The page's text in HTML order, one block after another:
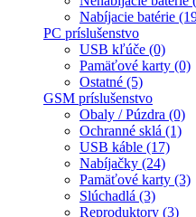
Nabíjacie batérie
PC príslušenstvo
USB kľúče (0)
Pamäťové karty (0)
Ostatné (5)
GSM príslušenstvo
Obaly / Púzdra (0)
Ochranné sklá (1)
USB káble (17)
Nabíjačky (24)
Pamäťové karty (3)
Slúchadlá (3)
Reproduktory (3)